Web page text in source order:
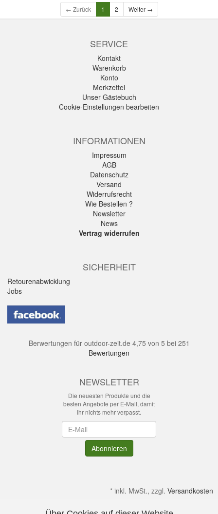
← Zurück 1 2 Weiter →
SERVICE
Kontakt
Warenkorb
Konto
Merkzettel
Unser Gästebuch
Cookie-Einstellungen bearbeiten
INFORMATIONEN
Impressum
AGB
Datenschutz
Versand
Widerrufsrecht
Wie Bestellen ?
Newsletter
News
Vertrag widerrufen
SICHERHEIT
Retourenabwicklung
Jobs
Berwertungen für outdoor-zeit.de 4,75 von 5 bei 251
Bewertungen
NEWSLETTER
Die neuesten Produkte und die
besten Angebote per E-Mail, damit
Ihr nichts mehr verpasst.
Abonnieren
* inkl. MwSt., zzgl. Versandkosten